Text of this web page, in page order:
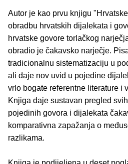
Autor je kao prvu knjigu
obradbu hrvatskih dijalekata i
hrvatske govore torlačkog
obradio je čakavsko narječje.
tradicionalnu sistematizaciju u
ali daje nov uvid u pojedine
vrlo bogate referentne literature i
Knjiga daje sustavan pregled
pojedinih govora i dijalekata
komparativna zapažanja o
razlikama.